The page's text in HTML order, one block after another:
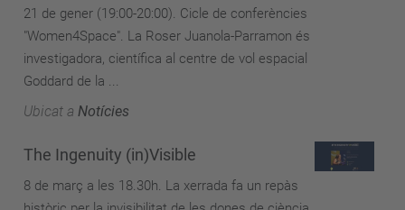
21 de gener (19:00-20:00). Cicle de conferències
"Women4Space". La Roser Juanola-Parramon és
investigadora, científica al centre de vol espacial
Goddard de la ...
Ubicat a Notícies
The Ingenuity (in)Visible
8 de març a les 18.30h. La xerrada fa un repàs